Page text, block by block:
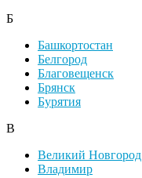
Б
Башкортостан
Белгород
Благовещенск
Брянск
Бурятия
В
Великий Новгород
Владимир